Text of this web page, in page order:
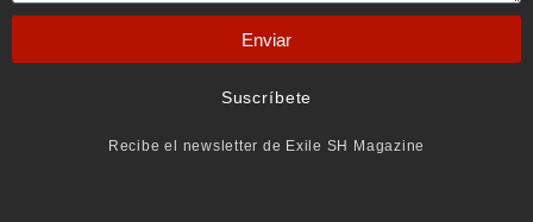
Enviar
Suscríbete
Recibe el newsletter de Exile SH Magazine